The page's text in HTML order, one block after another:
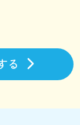
る